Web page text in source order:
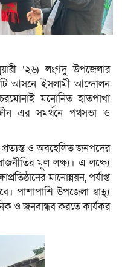
‘২৬) লংগদু উপজেলার
আসনে ইসলামী আন্দোলন
মনোনিত হাতপাখা
এর সমর্থনে পথসভা ও
ও অবহেলিত জনপদের
মূল লক্ষ্য। এ লক্ষ্যে
মানোন্নয়ন, পর্যাপ্ত
পাশাপাশি উপজেলা স্বাস্থ্য
ও জনবান্ধব করতে কার্যকর